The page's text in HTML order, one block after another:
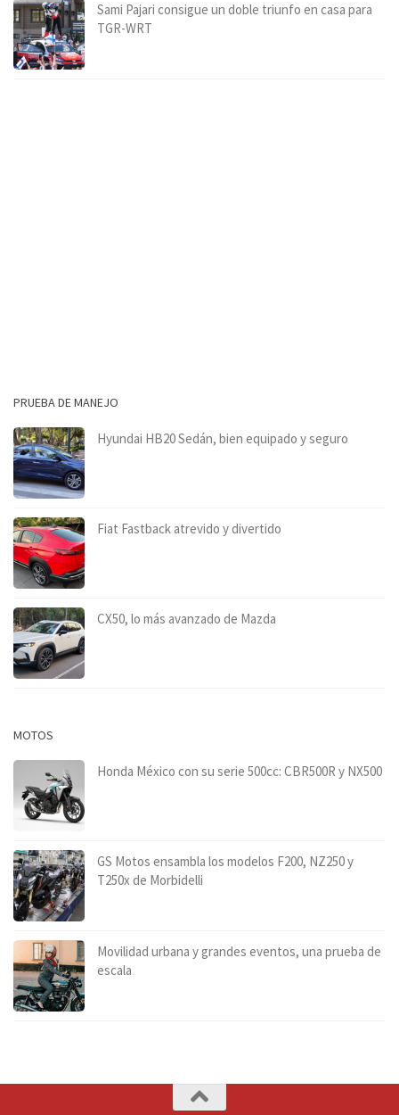
Sami Pajari consigue un doble triunfo en casa para
TGR-WRT
PRUEBA DE MANEJO
Hyundai HB20 Sedán, bien equipado y seguro
Fiat Fastback atrevido y divertido
CX50, lo más avanzado de Mazda
MOTOS
Honda México con su serie 500cc: CBR500R y NX500
GS Motos ensambla los modelos F200, NZ250 y
T250x de Morbidelli
Movilidad urbana y grandes eventos, una prueba de
escala